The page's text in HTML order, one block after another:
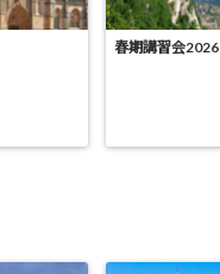
春期講習会2026